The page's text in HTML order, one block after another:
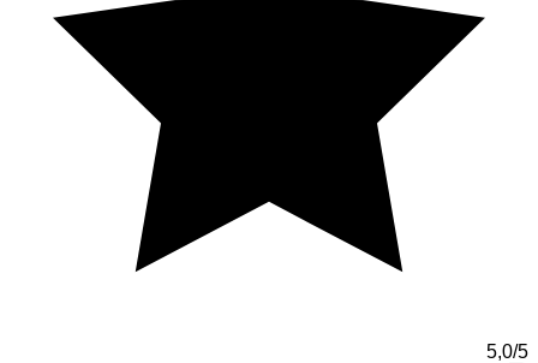
5,0/5